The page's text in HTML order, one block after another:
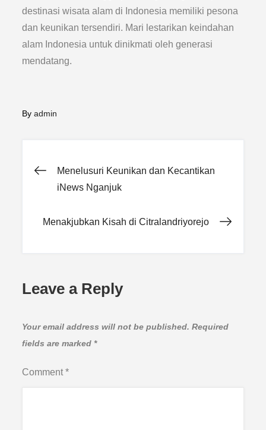
destinasi wisata alam di Indonesia memiliki pesona
dan keunikan tersendiri. Mari lestarikan keindahan
alam Indonesia untuk dinikmati oleh generasi
mendatang.
Byadmin
Post
Menelusuri Keunikan dan Kecantikan
iNews Nganjuk
Menakjubkan Kisah di Citralandriyorejo
Leave a Reply
Your email address will not be published. Required
fields are marked *
Comment*